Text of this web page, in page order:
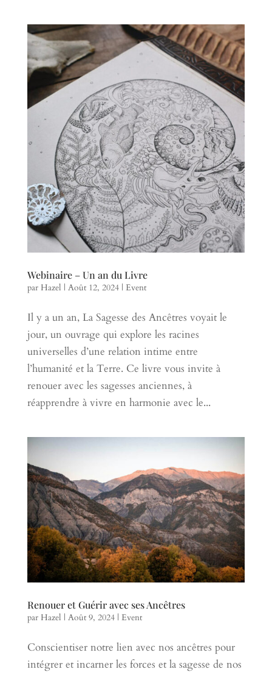
Webinaire – Un an du Livre
par Hazel | Août 12, 2024| Event
Il y a un an, La Sagesse des Ancêtres voyait le
jour, un ouvrage qui explore les racines
universelles d’une relation intime entre
l’humanité et la Terre. Ce livre vous invite à
renouer avec les sagesses anciennes, à
réapprendre à vivre en harmonie avec le...
Renouer et Guérir avec ses Ancêtres
par Hazel | Août 9, 2024| Event
Conscientiser notre lien avec nos ancêtres pour
intégrer et incarner les forces et la sagesse de nos